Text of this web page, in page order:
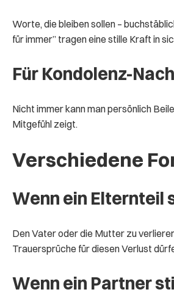
Worte, die bleiben sollen –
für immer” tragen eine stille Kraft in
Für Kondolenz-
Nicht immer kann man persönlich
Mitgefühl zeigt.
Verschiedene
Wenn ein Elternteil
Den Vater oder die Mutter zu
Trauersprüche für diesen Verlust
Wenn ein Partner